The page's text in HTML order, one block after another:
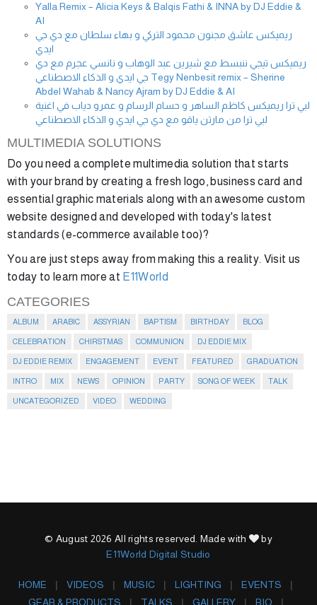
Yalla Remix – Alicia Keys & Balqis Fathi & INNA by DJ Eddie &
AI
ريميكس عاشق مجنون محمود التركي و بهاء سلطان مع دي جي
ايدي
ريميكس تيجي ننبسط مع شيرين عبد الوهاب و نانسي عجرم مع دي
جي ايدي و الذكاء الاصطناعي Tegy Nenbesit remix – Sherine
Abdel Wahab & Nancy Ajram by DJ Eddie & AI
لبي ترا ريميكس كاظم الساهر و حسام الرسام و عمرو دياب في اغنية
لبي ترا من مارتن ياقو مع دي جي ايدي و الذكاء الاصطناعي
MULTIMEDIA SOLUTIONS
Do you need a complete multimedia solution that starts
with your brand by creating a fresh logo, business card and
essential graphic materials along with an awesome custom
website designed and developed with today's latest
standards (e-commerce available too)?
You are just steps away from making this a reality. Visit us
today to learn more at E11World
CATEGORIES
ALBUM ARABIC ASSYRIAN BAPTISM BIRTHDAY BLOG
CELEBRATION CHIRSTMAS COMMUNION DJ EDDIE MIX
DJ EDDIE REMIX ENGAGEMENT EVENT FEATURED GRADUATION
INTRO MIX NEWS OPINION PARTY SONG OF WEEK TALK
UNCATEGORIZED VIDEO WEDDING
© August 2026 All rights reserved. Made with
by
E11World Digital Studio
HOME VIDEOS MUSIC LIGHTING
EVENTS
GEAR & PRODUCTS
TALKS GALLERY BIO